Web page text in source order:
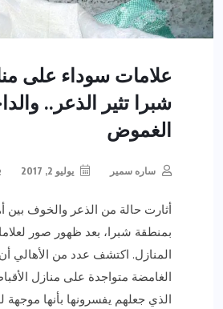
علامات سوداء على
شبرا تثير الذعر..
الغموض
ساره سمير يوليو 2, 2017
أثارت حالة من الذعر والخوف
بمنطقة شبرا، بعد ظهور صور
المنازل. اكتشف عدد من الأهالي
الغامضة متواجدة على منازل
الذي جعلهم يفسرونها بأنها موجهة